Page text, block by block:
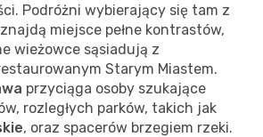
Podróżni wybierający się tam z
znajdą miejsce pełne kontrastów,
wieżowce sąsiadują z
Starym Miastem.
przyciąga osoby szukające
rozległych parków, takich jak
, oraz spacerów brzegiem rzeki.